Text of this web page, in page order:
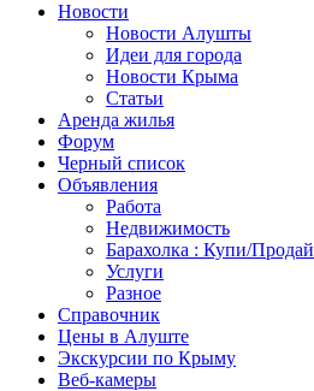
Новости
Новости Алушты
Идеи для города
Новости Крыма
Статьи
Аренда жилья
Форум
Черный список
Объявления
Работа
Недвижимость
Барахолка : Купи/Продай
Услуги
Разное
Справочник
Цены в Алуште
Экскурсии по Крыму
Веб-камеры